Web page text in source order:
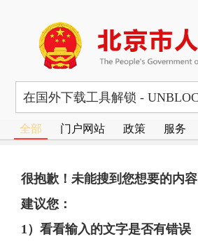
全部 门户网站 政策 服务
很抱歉！未能搜到您想要的内容
建议您：
1）看看输入的文字是否有错误